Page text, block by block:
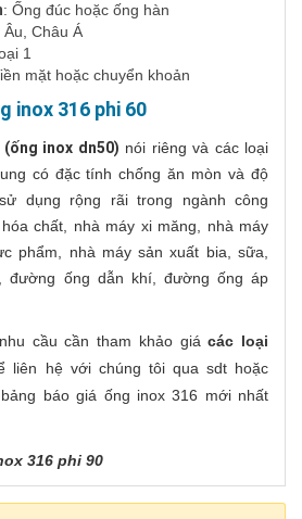
: Ống đúc hoặc ống hàn
Âu, Châu Á
1
mặt hoặc chuyển khoản
inox 316 phi 60
(ống inox dn50) nói riêng và các loại
có đặc tính chống ăn mòn và độ
dụng rộng rãi trong ngành công
chất, nhà máy xi măng, nhà máy
phẩm, nhà máy sản xuất bia, sữa,
đường ống dẫn khí, đường ống áp
cầu cần tham khảo giácác loại
liên hệ với chúng tôi qua sdt hoặc
báo giá ống inox 316 mới nhất
316 phi 90